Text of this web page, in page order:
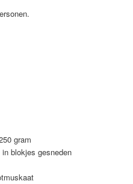
gram
blokjes gesneden